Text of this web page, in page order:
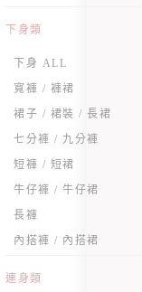
下身類
下身 ALL
寬褲 / 褲裙
裙子 / 裙裝 / 長裙
七分褲 / 九分褲
短褲 / 短裙
牛仔褲 / 牛仔裙
長褲
內搭褲 / 內搭裙
連身類